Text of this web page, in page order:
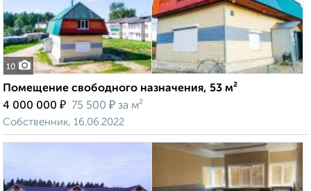
10
Помещение свободного назначения, 53 м²
4 000 000 ₽ 75 500 ₽ за м²
Собственник, 16.06.2022